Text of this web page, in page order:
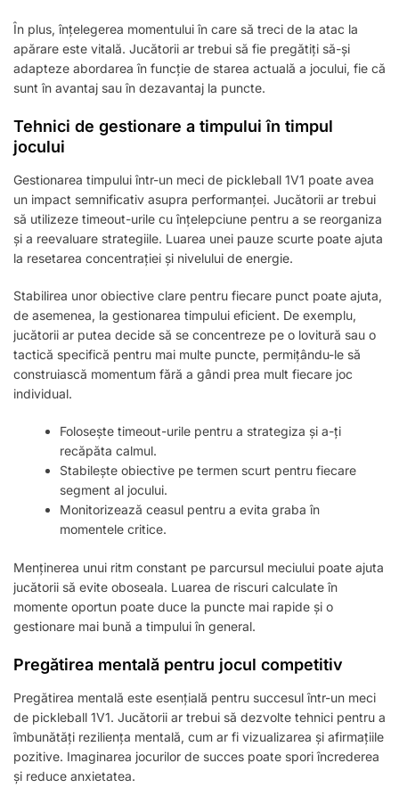
În plus, înțelegerea momentului în care să treci de la atac la
apărare este vitală. Jucătorii ar trebui să fie pregătiți să-și
adapteze abordarea în funcție de starea actuală a jocului, fie că
sunt în avantaj sau în dezavantaj la puncte.
Tehnici de gestionare a timpului în timpul
jocului
Gestionarea timpului într-un meci de pickleball 1V1 poate avea
un impact semnificativ asupra performanței. Jucătorii ar trebui
să utilizeze timeout-urile cu înțelepciune pentru a se reorganiza
și a reevaluare strategiile. Luarea unei pauze scurte poate ajuta
la resetarea concentrației și nivelului de energie.
Stabilirea unor obiective clare pentru fiecare punct poate ajuta,
de asemenea, la gestionarea timpului eficient. De exemplu,
jucătorii ar putea decide să se concentreze pe o lovitură sau o
tactică specifică pentru mai multe puncte, permițându-le să
construiască momentum fără a gândi prea mult fiecare joc
individual.
Folosește timeout-urile pentru a strategiza și a-ți
recăpăta calmul.
Stabilește obiective pe termen scurt pentru fiecare
segment al jocului.
Monitorizează ceasul pentru a evita graba în
momentele critice.
Menținerea unui ritm constant pe parcursul meciului poate ajuta
jucătorii să evite oboseala. Luarea de riscuri calculate în
momente oportun poate duce la puncte mai rapide și o
gestionare mai bună a timpului în general.
Pregătirea mentală pentru jocul competitiv
Pregătirea mentală este esențială pentru succesul într-un meci
de pickleball 1V1. Jucătorii ar trebui să dezvolte tehnici pentru a
îmbunătăți reziliența mentală, cum ar fi vizualizarea și afirmațiile
pozitive. Imaginarea jocurilor de succes poate spori încrederea
și reduce anxietatea.